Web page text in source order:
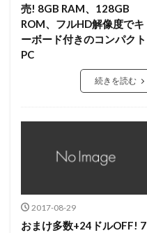
売! 8GB RAM、128GB
ROM、フルHD解像度でキ
ーボード付きのコンパクト
PC
続きを読む
2017-08-29
おまけ多数+24ドルOFF! 7